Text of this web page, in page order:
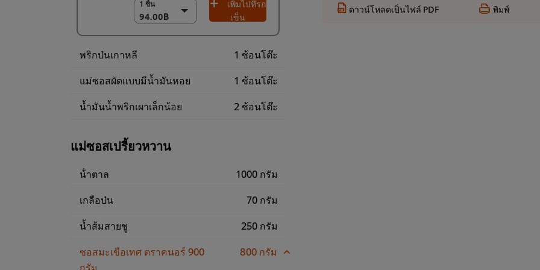
1 ชิ้น
94.00฿
1 ชิ้น
94.00฿
เพิ่มไปที่รถ
เข็น
พริกป่นเกาหลี
1 ช้อนโต๊ะ
แม่ซอสผัดแบบมีน้ำมันหอย
1 ช้อนโต๊ะ
น้ำมันน้ำพริกเผาเล็กน้อย
2 ช้อนโต๊ะ
แม่ซอสเปรี้ยวหวาน
น้ําตาล
1000 กรัม
เกลือป่น
70 กรัม
น้ำส้มสายชู
250 กรัม
ซอสมะเขือเทศ ตราคนอร์ 900
กรัม
800 กรัม
ดาวน์โหลดเป็นไฟล์ PDF พิมพ์